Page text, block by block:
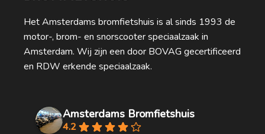
Het Amsterdams bromfietshuis is al sinds 1993 de
motor-, brom- en snorscooter speciaalzaak in
Amsterdam. Wij zijn een door BOVAG gecertificeerd
en RDW erkende speciaalzaak.
Amsterdams Bromfietshuis
4.2